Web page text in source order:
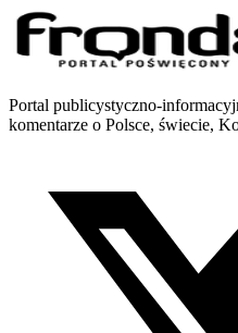
Portal publicystyczno-
komentarze o Polsce, świecie,